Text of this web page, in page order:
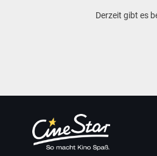
Derzeit gibt es